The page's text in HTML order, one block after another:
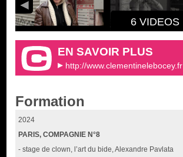
6 VIDEOS
EN SAVOIR PLUS
http://www.clementinelebocey.fr
Formation
2024
PARIS, COMPAGNIE N°8
- stage de clown, l’art du bide, Alexandre Pavlata